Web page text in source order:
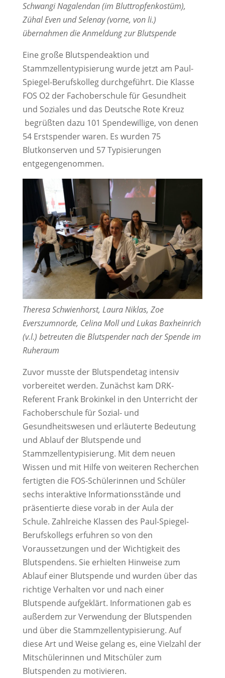
Schwangi Nagalendan (im Bluttropfenkostüm),
Zühal Even und Selenay (vorne, von li.)
übernahmen die Anmeldung zur Blutspende
Eine große Blutspendeaktion und
Stammzellentypisierung wurde jetzt am Paul-
Spiegel-Berufskolleg durchgeführt. Die Klasse
FOS O2 der Fachoberschule für Gesundheit
und Soziales und das Deutsche Rote Kreuz
begrüßten dazu 101 Spendewillige, von denen
54 Erstspender waren. Es wurden 75
Blutkonserven und 57 Typisierungen
entgegengenommen.
Theresa Schwienhorst, Laura Niklas, Zoe
Everszumnorde, Celina Moll und Lukas Baxheinrich
(v.l.) betreuten die Blutspender nach der Spende im
Ruheraum
Zuvor musste der Blutspendetag intensiv
vorbereitet werden. Zunächst kam DRK-
Referent Frank Brokinkel in den Unterricht der
Fachoberschule für Sozial- und
Gesundheitswesen und erläuterte Bedeutung
und Ablauf der Blutspende und
Stammzellentypisierung. Mit dem neuen
Wissen und mit Hilfe von weiteren Recherchen
fertigten die FOS-Schülerinnen und Schüler
sechs interaktive Informationsstände und
präsentierte diese vorab in der Aula der
Schule. Zahlreiche Klassen des Paul-Spiegel-
Berufskollegs erfuhren so von den
Voraussetzungen und der Wichtigkeit des
Blutspendens. Sie erhielten Hinweise zum
Ablauf einer Blutspende und wurden über das
richtige Verhalten vor und nach einer
Blutspende aufgeklärt. Informationen gab es
außerdem zur Verwendung der Blutspenden
und über die Stammzellentypisierung. Auf
diese Art und Weise gelang es, eine Vielzahl der
Mitschülerinnen und Mitschüler zum
Blutspenden zu motivieren.